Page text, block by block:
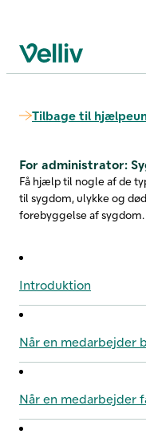
Velliv startside
Tilbage til
For administrator:
Få hjælp til nogle af de
til sygdom, ulykke og
forebyggelse af sygdom.
Introduktion
Når en medarbejder
Når en medarbejder